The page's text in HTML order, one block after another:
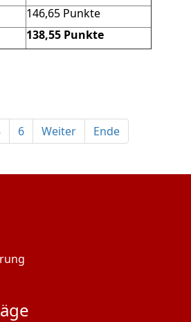
146,65 Punkte
138,55 Punkte
6 Weiter Ende